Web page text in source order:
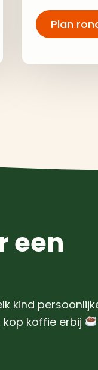
Plan
een
kind
koffie erbij